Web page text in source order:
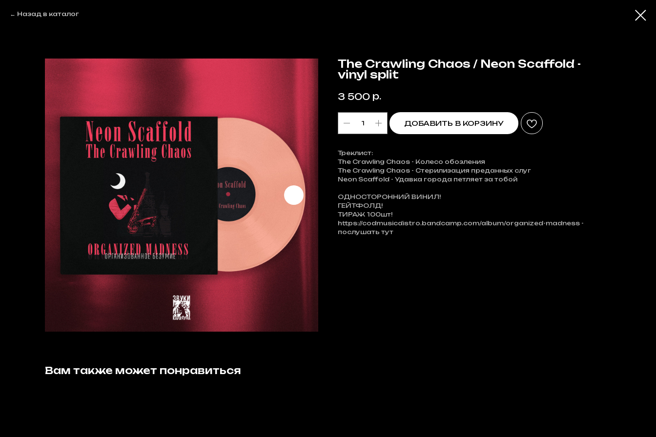
Назад в каталог
The Crawling Chaos / Neon Scaffold -
vinyl split
3 500 р.
ДОБАВИТЬ В КОРЗИНУ
Треклист:
The Crawling Chaos - Колесо обозления
The Crawling Chaos - Стерилизация преданных слуг
Neon Scaffold - Удавка города петляет за тобой
ОДНОСТОРОННИЙ ВИНИЛ!
ГЕЙТФОЛД!
ТИРАЖ 100шт!
https://codmusicdistro.bandcamp.com/album/organized-madness -
послушать тут
Вам также может понравиться